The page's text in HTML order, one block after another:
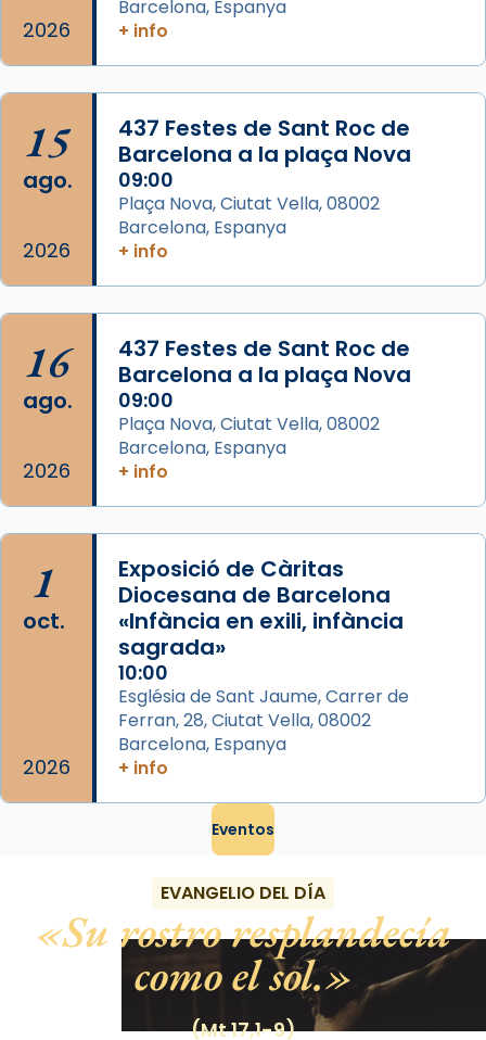
apòstol màrtir, decapitat a Jerusalem per
Herodes Agripa (vers l'any 44).
Regnes castellans i més tard de tota
Espanya.
El seu sepulcre a Compostela fou un g
Foto
2026
Barcelona, Espanya
+ info
15
ago.
2026
437 Festes de Sant Roc de
Barcelona a la plaça Nova
09:00
Plaça Nova, Ciutat Vella, 08002
Barcelona, Espanya
+ info
16
ago.
2026
437 Festes de Sant Roc de
Barcelona a la plaça Nova
09:00
Plaça Nova, Ciutat Vella, 08002
Barcelona, Espanya
+ info
1
oct.
2026
Exposició de Càritas
Diocesana de Barcelona
«Infància en exili, infància
sagrada»
10:00
Església de Sant Jaume, Carrer de
Ferran, 28, Ciutat Vella, 08002
Barcelona, Espanya
+ info
Eventos
EVANGELIO DEL DÍA
Su rostro resplandecía
como el sol.
(Mt 17,1-9)